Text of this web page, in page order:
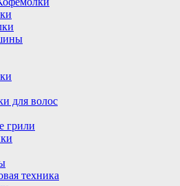
для волос
грили
техника